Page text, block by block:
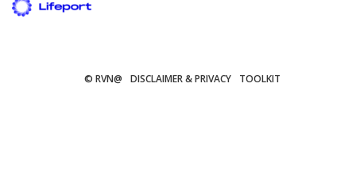
© RVN@ DISCLAIMER & PRIVACY TOOLKIT